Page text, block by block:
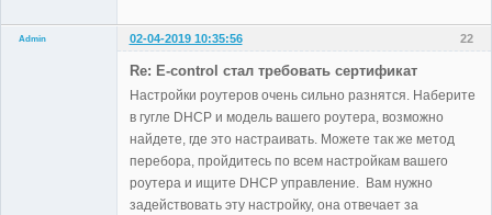
22
Admin 02-04-2019 10:35:56
Re: E-control стал требовать сертификат
Настройки роутеров очень сильно разнятся. Наберите
в гугле DHCP и модель вашего роутера, возможно
найдете, где это настраивать. Можете так же метод
перебора, пройдитесь по всем настройкам вашего
роутера и ищите DHCP управление. Вам нужно
задействовать эту настройку, она отвечает за